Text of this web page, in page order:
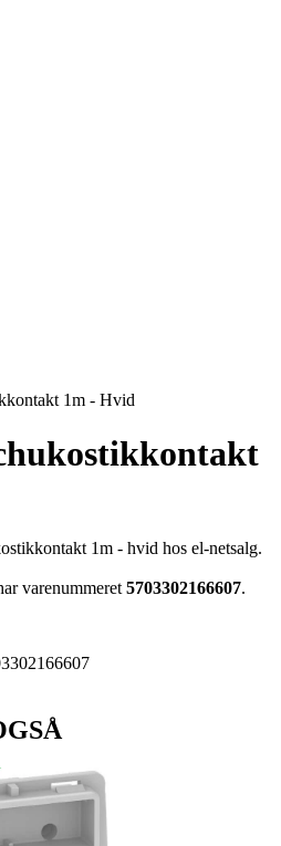
1m - Hvid
1m - hvid hos el-netsalg.
varenummeret5703302166607.